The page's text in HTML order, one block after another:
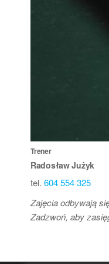
Trener
Radosław Jużyk
tel. 604 554 325
Zajęcia odbywają
Zadzwoń, aby